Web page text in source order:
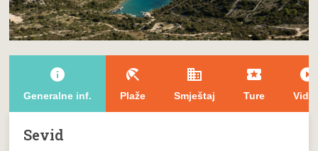
info
Generalne inf.
beach_access
Plaže
domain
Smještaj
local_play
Ture
play_circle_filled
Sevid